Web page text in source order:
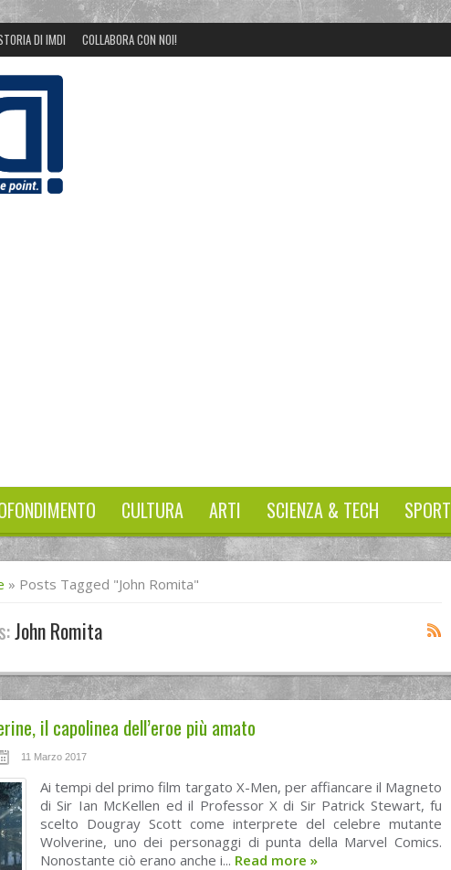
DI IMDI COLLABORA CON NOI!
CULTURA ARTI SCIENZA & TECH SPORT
» Posts Tagged "John Romita"
John Romita
il capolinea dell’eroe più amato
11 Marzo 2017
Ai tempi del primo film targato X-Men, per affiancare il Magneto
di Sir Ian McKellen ed il Professor X di Sir Patrick Stewart, fu
scelto Dougray Scott come interprete del celebre mutante
Wolverine, uno dei personaggi di punta della Marvel Comics.
Nonostante ciò erano anche i... Read more »